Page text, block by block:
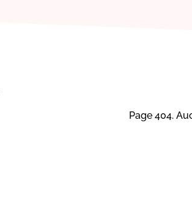
Page 404.